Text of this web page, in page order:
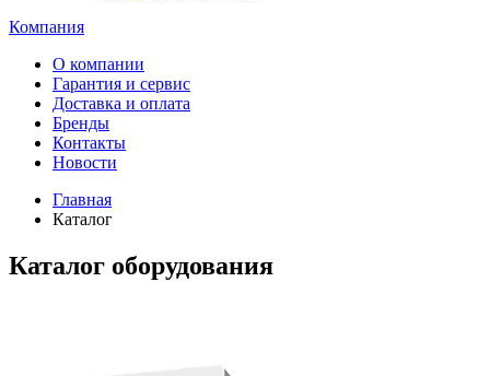
Компания
О компании
Гарантия и сервис
Доставка и оплата
Бренды
Контакты
Новости
Главная
Каталог
Каталог оборудования